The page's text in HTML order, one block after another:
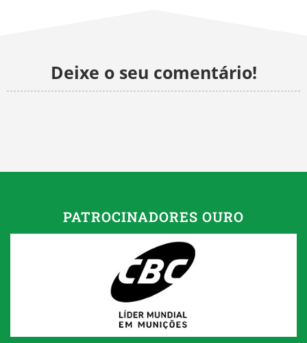
Deixe o seu comentário!
PATROCINADORES OURO